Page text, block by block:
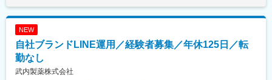
NEW
自社ブランドLINE運用／経験者募集／年休125日／転
勤なし
武内製薬株式会社